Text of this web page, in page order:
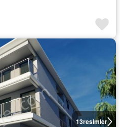
13resimler